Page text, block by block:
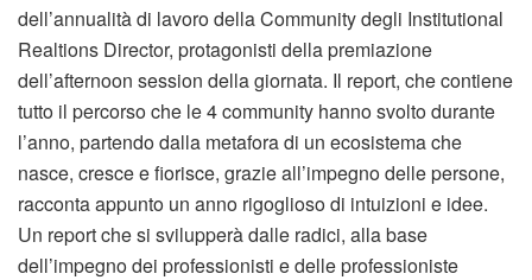
dell’annualità di lavoro della Community degli Institutional
Realtions Director, protagonisti della premiazione
dell’afternoon session della giornata. Il report, che contiene
tutto il percorso che le 4 community hanno svolto durante
l’anno, partendo dalla metafora di un ecosistema che
nasce, cresce e fiorisce, grazie all’impegno delle persone,
racconta appunto un anno rigoglioso di intuizioni e idee.
Un report che si svilupperà dalle radici, alla base
dell’impegno dei professionisti e delle professioniste